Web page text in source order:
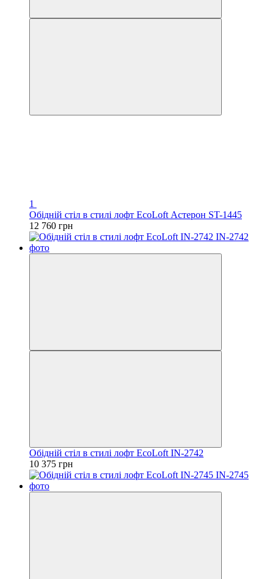
1
Обідній стіл в стилі лофт EcoLoft Астерон ST-1445
12 760 грн
Обідній стіл в стилі лофт EcoLoft IN-2742
10 375 грн